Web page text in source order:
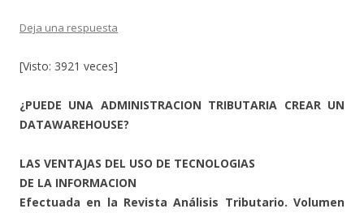
Deja una respuesta
[Visto: 3921 veces]
¿PUEDE UNA ADMINISTRACION TRIBUTARIA CREAR UN
DATAWAREHOUSE?
LAS VENTAJAS DEL USO DE TECNOLOGIAS
DE LA INFORMACION
Efectuada en la Revista Análisis Tributario. Volumen